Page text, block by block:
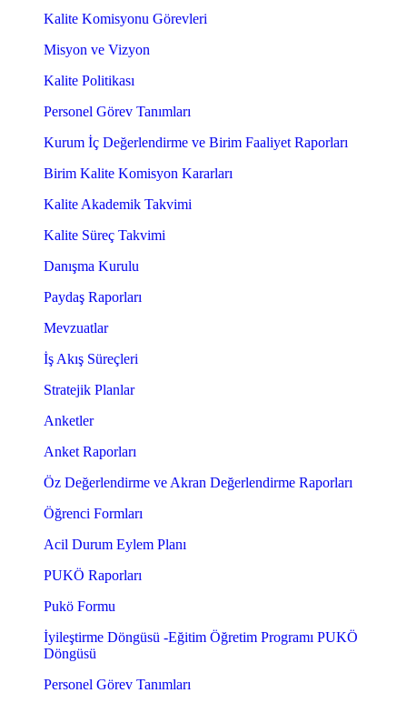
Kalite Komisyonu Görevleri
Misyon ve Vizyon
Kalite Politikası
Personel Görev Tanımları
Kurum İç Değerlendirme ve Birim Faaliyet Raporları
Birim Kalite Komisyon Kararları
Kalite Akademik Takvimi
Kalite Süreç Takvimi
Danışma Kurulu
Paydaş Raporları
Mevzuatlar
İş Akış Süreçleri
Stratejik Planlar
Anketler
Anket Raporları
Öz Değerlendirme ve Akran Değerlendirme Raporları
Öğrenci Formları
Acil Durum Eylem Planı
PUKÖ Raporları
Pukö Formu
İyileştirme Döngüsü -Eğitim Öğretim Programı PUKÖ
Döngüsü
Personel Görev Tanımları